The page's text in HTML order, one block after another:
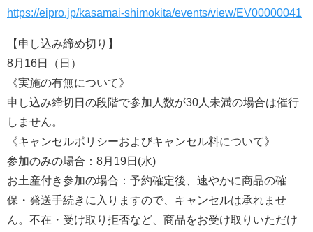
https://eipro.jp/kasamai-shimokita/events/view/EV00000041
【申し込み締め切り】
8月16日（日）
《実施の有無について》
申し込み締切日の段階で参加人数が30人未満の場合は催行
しません。
《キャンセルポリシーおよびキャンセル料について》
参加のみの場合：8月19日(水)
お土産付き参加の場合：予約確定後、速やかに商品の確
保・発送手続きに入りますので、キャンセルは承れませ
ん。不在・受け取り拒否など、商品をお受け取りいただけ